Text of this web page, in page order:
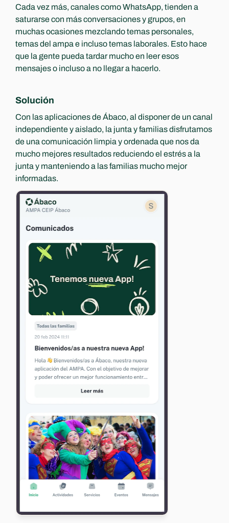
Cada vez más, canales como WhatsApp, tienden a
saturarse con más conversaciones y grupos, en
muchas ocasiones mezclando temas personales,
temas del ampa e incluso temas laborales. Esto hace
que la gente pueda tardar mucho en leer esos
mensajes o incluso a no llegar a hacerlo.
Solución
Con las aplicaciones de Ábaco, al disponer de un canal
independiente y aislado, la junta y familias disfrutamos
de una comunicación limpia y ordenada que nos da
mucho mejores resultados reduciendo el estrés a la
junta y manteniendo a las familias mucho mejor
informadas.